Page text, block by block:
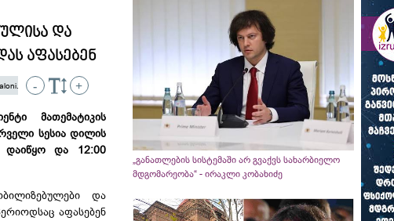
და
აფასებენ
- +
მათემატიკის
სესია დილის
დაიწყო და 12:00
და
აფასებენ
„განათლების სისტემაში არ გვაქვს სახარბიელო
მდგომარეობა“ - ირაკლი კობახიძე